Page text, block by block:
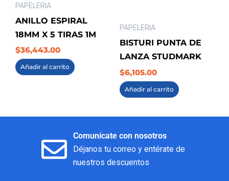
PAPELERIA
ANILLO ESPIRAL
18MM X 5 TIRAS 1M
$36,443.00
Añadir al carrito
PAPELERIA
BISTURI PUNTA DE
LANZA STUDMARK
$6,105.00
Añadir al carrito
Comunícate con nosotros
Déjanos tu correo y entérate de
nuestros descuentos